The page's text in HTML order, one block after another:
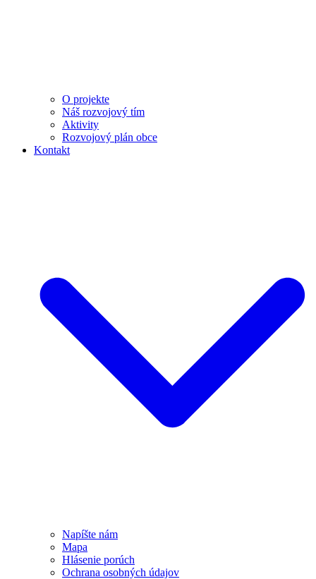
O projekte
Náš rozvojový tím
Aktivity
Rozvojový plán obce
Kontakt
Napíšte nám
Mapa
Hlásenie porúch
Ochrana osobných údajov